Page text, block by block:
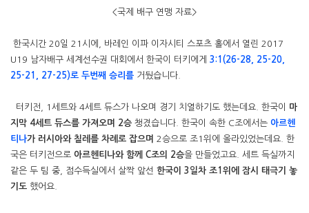
<국제 배구 연맹 자료>
한국시간 20일 21시에, 바레인 이파 이자시티 스포츠 홀에서 열린 2017
U19 남자배구 세계선수권 대회에서 한국이 터키에게
3:1(26-28, 25-20,
25-21, 27-25 )로 두번째 승리를 거뒀습니다.
터키전, 1세트와 4세트 듀스가 나오며 경기 치열하기도 했는데요. 한국이 마
지막 4세트 듀스를 가져오며 2승 챙겼습니다. 한국이 속한 C조에서는 아르헨
티나가 러시아와 칠레를 차례로 잡으며
2승으로 조1위에 올라있었는데요. 한
국은 터키전으로 아르헨티나와 함께 C조의 2승을 만들었고요. 세트 득실까지
같은 두 팀 중, 점수득실에서 살짝 앞선 한국이 3일차 조1위에 잠시 태극기 놓
기도 했어요.